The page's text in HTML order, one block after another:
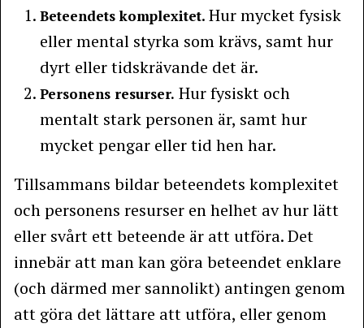
Beteendets komplexitet. Hur mycket fysisk
eller mental styrka som krävs, samt hur
dyrt eller tidskrävande det är.
Personens resurser. Hur fysiskt och
mentalt stark personen är, samt hur
mycket pengar eller tid hen har.
Tillsammans bildar beteendets komplexitet
och personens resurser en helhet av hur lätt
eller svårt ett beteende är att utföra. Det
innebär att man kan göra beteendet enklare
(och därmed mer sannolikt) antingen genom
att göra det lättare att utföra, eller genom